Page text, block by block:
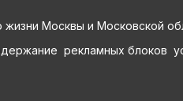
Москвы и Московской
рекламных блоков